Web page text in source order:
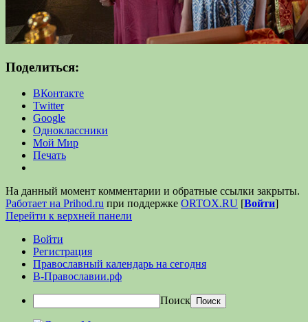
Поделиться:
ВКонтакте
Twitter
Google
Одноклассники
Мой Мир
Печать
На данный момент комментарии и обратные ссылки закрыты.
Работает на Prihod.ru при поддержке ORTOX.RU [Войти]
Перейти к верхней панели
Войти
Регистрация
Православный календарь на сегодня
В-Православии.рф
Поиск